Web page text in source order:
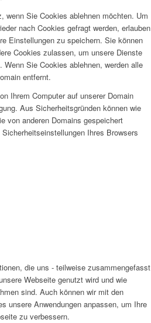
wenn Sie Cookies ablehnen möchten. Um
nach Cookies gefragt werden, erlauben
Einstellungen zu speichern. Sie können
Cookies zulassen, um unsere Dienste
Sie Cookies ablehnen, werden alle
entfernt.
Ihrem Computer auf unserer Domain
Aus Sicherheitsgründen können wie
von anderen Domains gespeichert
Ihres Browsers
die uns - teilweise zusammengefasst
Webseite genutzt wird und wie
sind. Auch können wir mit den
unsere Anwendungen anpassen, um Ihre
zu verbessern.